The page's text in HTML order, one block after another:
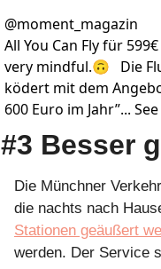
@moment_magazin
All You Can Fly für
very mindful.🙃   Die
ködert mit dem
600 Euro im Jahr”...
#3 Besser
Die Münchner
die nachts nach
Stationen geäußert
werden. Der Service